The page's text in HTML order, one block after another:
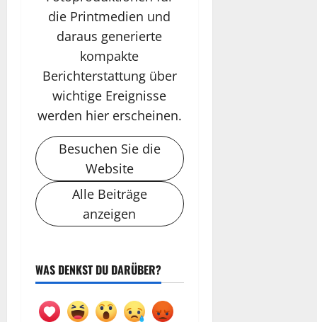
die Printmedien und
daraus generierte
kompakte
Berichterstattung über
wichtige Ereignisse
werden hier erscheinen.
Besuchen Sie die
Website
Alle Beiträge
anzeigen
WAS DENKST DU DARÜBER?